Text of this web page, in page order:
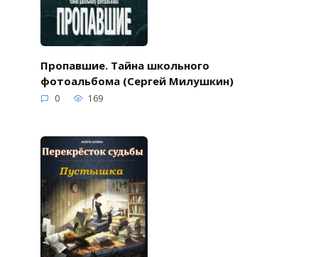
Пропавшие. Тайна школьного
фотоальбома (Сергей Милушкин)
0 169